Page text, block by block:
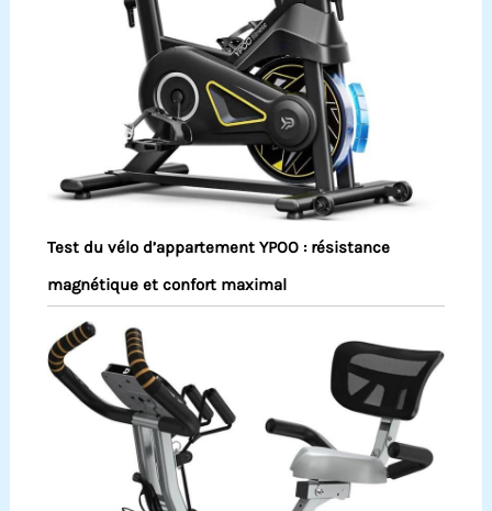
Test du vélo d’appartement YPOO : résistance
magnétique et confort maximal